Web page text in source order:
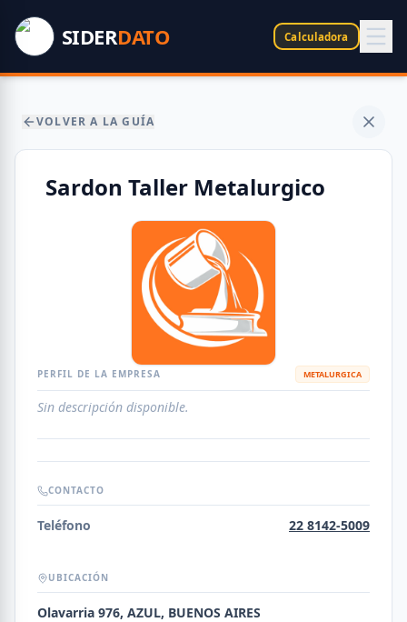
SIDERDATO Calculadora
VOLVER A LA GUÍA
Sardon Taller Metalurgico
PERFIL DE LA EMPRESA METALURGICA
Sin descripción disponible.
CONTACTO
Teléfono 22 8142-5009
UBICACIÓN
Olavarria 976, AZUL, BUENOS AIRES